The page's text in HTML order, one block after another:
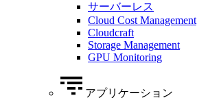
サーバーレス
Cloud Cost Management
Cloudcraft
Storage Management
GPU Monitoring
アプリケーション